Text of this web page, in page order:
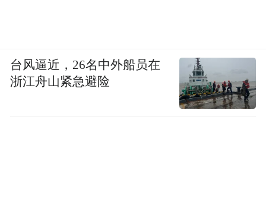
台风逼近，26名中外船员在
浙江舟山紧急避险